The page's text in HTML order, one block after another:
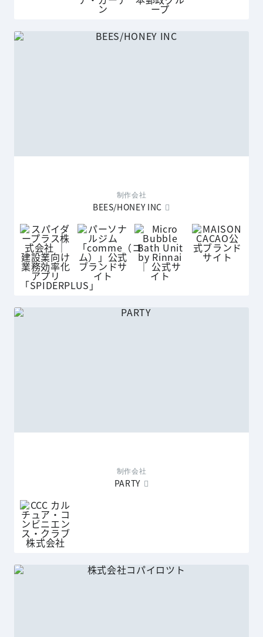
制作会社
BEES/HONEY INC
制作会社
PARTY